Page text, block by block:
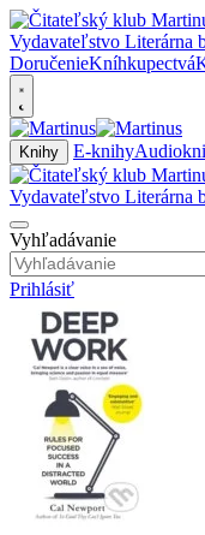
DoručenieKníhkupectvá
Knihy E-knihy
Vyhľadávanie
Prihlásiť